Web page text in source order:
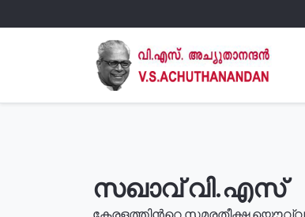
സഖാവ് വി.എസ്
കേരളത്തിൻറെ സമരതീക്ഷ്ണ